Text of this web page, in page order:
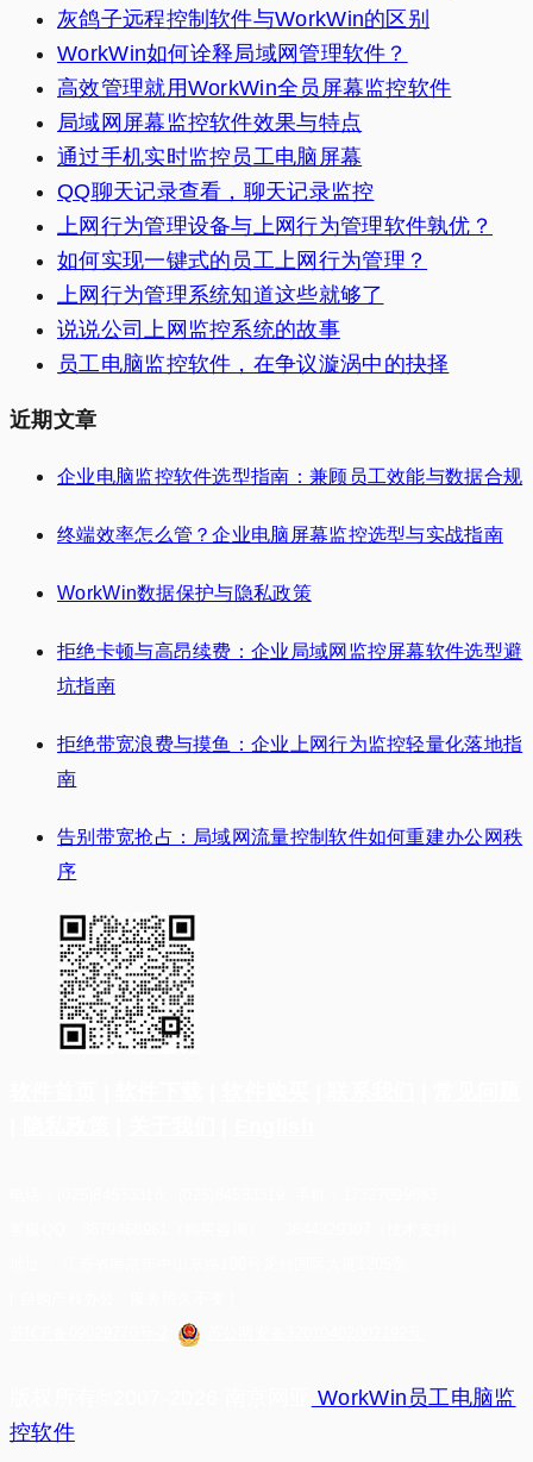
灰鸽子远程控制软件与WorkWin的区别
WorkWin如何诠释局域网管理软件？
高效管理就用WorkWin全员屏幕监控软件
局域网屏幕监控软件效果与特点
通过手机实时监控员工电脑屏幕
QQ聊天记录查看，聊天记录监控
上网行为管理设备与上网行为管理软件孰优？
如何实现一键式的员工上网行为管理？
上网行为管理系统知道这些就够了
说说公司上网监控系统的故事
员工电脑监控软件，在争议漩涡中的抉择
近期文章
企业电脑监控软件选型指南：兼顾员工效能与数据合规
终端效率怎么管？企业电脑屏幕监控选型与实战指南
WorkWin数据保护与隐私政策
拒绝卡顿与高昂续费：企业局域网监控屏幕软件选型避
坑指南
拒绝带宽浪费与摸鱼：企业上网行为监控轻量化落地指
南
告别带宽抢占：局域网流量控制软件如何重建办公网秩
序
WorkWin员工电脑监
控软件